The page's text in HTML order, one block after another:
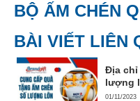
BỘ ẤM CHÉN
BÀI VIẾT LIÊN
Địa chỉ
lượng
01/11/2023